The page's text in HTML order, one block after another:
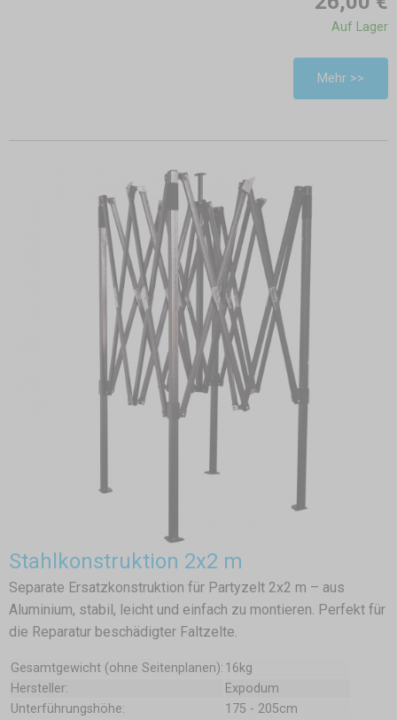
Auf Lager
Mehr >>
Stahlkonstruktion 2x2 m
Separate Ersatzkonstruktion für Partyzelt 2x2 m – aus
Aluminium, stabil, leicht und einfach zu montieren. Perfekt für
die Reparatur beschädigter Faltzelte.
Gesamtgewicht (ohne Seitenplanen): 16kg
Hersteller:
Expodum
Unterführungshöhe:
175 - 205cm